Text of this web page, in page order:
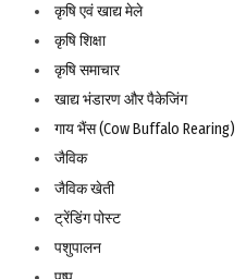
कृषि एवं खाद्य मेले
कृषि शिक्षा
कृषि समाचार
खाद्य भंडारण और पैकेजिंग
गाय भैंस (Cow Buffalo Rearing)
जैविक
जैविक खेती
ट्रेंडिंग पोस्ट
पशुपालन